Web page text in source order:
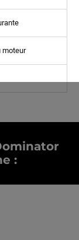
moteur
: